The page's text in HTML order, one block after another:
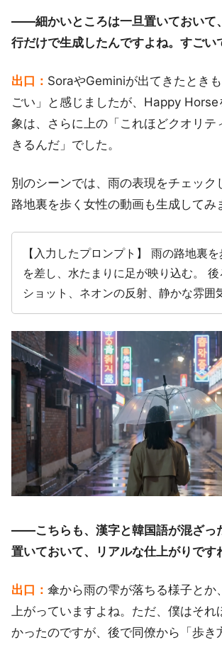
――細かいところは一旦置いておいて
行だけで生成したんですよね。すごい
出口： SoraやGeminiが出てきたとき
ごい」と感じましたが、Happy Horse
象は、さらに上の「これほどクオリテ
きるんだ」でした。
別のシーンでは、雨の表現をチェック
路地裏を歩く女性の動画も生成してみ
【入力したプロンプト】 雨の路地裏
を差し、水たまりに足が映り込む。
ショット、ネオンの反射、静かな雰囲
――こちらも、漢字と韓国語が混ざっ
置いておいて、リアルな仕上がりです
出口： 傘から雨の雫が落ちる様子とか
上がっていますよね。ただ、僕はそれ
かったのですが、後で同僚から「歩き